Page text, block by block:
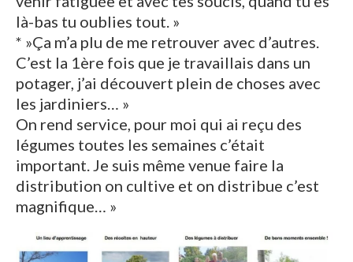
là-bas tu oublies tout. »
* »Ça m’a plu de me retrouver avec d’autres.
C’est la 1ère fois que je travaillais dans un
potager, j’ai découvert plein de choses avec
les jardiniers… »
On rend service, pour moi qui ai reçu des
légumes toutes les semaines c’était
important. Je suis même venue faire la
distribution on cultive et on distribue c’est
magnifique… »